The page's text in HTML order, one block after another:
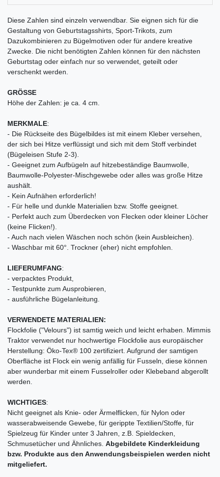
Diese Zahlen sind einzeln verwendbar. Sie eignen sich für die
Gestaltung von Geburtstagsshirts, Sport-Trikots, zum
Dazukombinieren zu Bügelmotiven oder für andere kreative
Zwecke. Die nicht benötigten Zahlen können für den nächsten
Geburtstag oder einfach nur so verwendet, geteilt oder
verschenkt werden.
GRÖSSE
Höhe der Zahlen: je ca. 4 cm.
MERKMALE:
- Die Rückseite des Bügelbildes ist mit einem Kleber versehen,
der sich bei Hitze verflüssigt und sich mit dem Stoff verbindet
(Bügeleisen Stufe 2-3).
- Geeignet zum Aufbügeln auf hitzebeständige Baumwolle,
Baumwolle-Polyester-Mischgewebe oder alles was große Hitze
aushält.
- Kein Aufnähen erforderlich!
- Für helle und dunkle Materialien bzw. Stoffe geeignet.
- Perfekt auch zum Überdecken von Flecken oder kleiner Löcher
(keine Flicken!).
- Auch nach vielen Wäschen noch schön (kein Ausbleichen).
- Waschbar mit 60°. Trockner (eher) nicht empfohlen.
LIEFERUMFANG:
- verpacktes Produkt,
- Testpunkte zum Ausprobieren,
- ausführliche Bügelanleitung.
VERWENDETE MATERIALIEN:
Flockfolie ("Velours") ist samtig weich und leicht erhaben. Mimmis
Traktor verwendet nur hochwertige Flockfolie aus europäischer
Herstellung: Öko-Tex® 100 zertifiziert. Aufgrund der samtigen
Oberfläche ist Flock ein wenig anfällig für Fusseln, diese können
aber wunderbar mit einem Fusselroller oder Klebeband abgerollt
werden.
WICHTIGES:
Nicht geeignet als Knie- oder Ärmelflicken, für Nylon oder
wasserabweisende Gewebe, für gerippte Textilien/Stoffe, für
Spielzeug für Kinder unter 3 Jahren, z.B. Spieldecken,
Schmusetücher und Ähnliches. Abgebildete Kinderkleidung
bzw. Produkte aus den Anwendungsbeispielen werden nicht
mitgeliefert.